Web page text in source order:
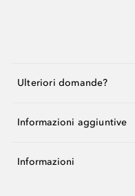
Ulteriori domande?
Informazioni aggiuntive
Informazioni